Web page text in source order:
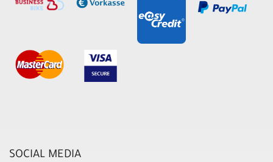
SOCIAL MEDIA